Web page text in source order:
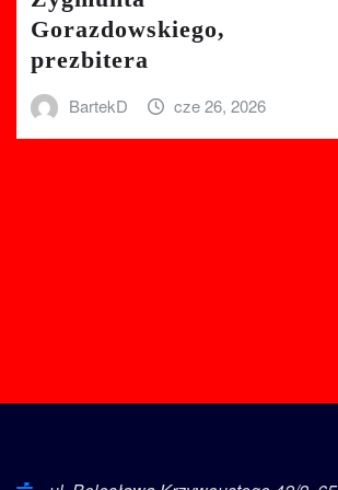
Gorazdowskiego,
prezbitera
BartekD cze 26, 2026